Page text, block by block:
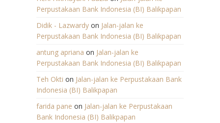
Perpustakaan Bank Indonesia (BI) Balikpapan
Didik - Lazwardy on Jalan-jalan ke
Perpustakaan Bank Indonesia (BI) Balikpapan
antung apriana on Jalan-jalan ke
Perpustakaan Bank Indonesia (BI) Balikpapan
Teh Okti on Jalan-jalan ke Perpustakaan Bank
Indonesia (BI) Balikpapan
farida pane on Jalan-jalan ke Perpustakaan
Bank Indonesia (BI) Balikpapan